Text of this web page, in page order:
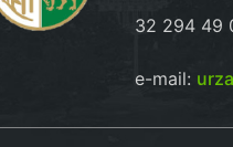
32 294 49
e-mail: